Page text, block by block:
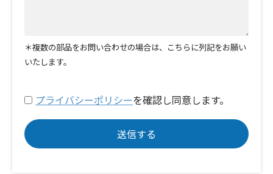
＊複数の部品をお問い合わせの場合は、こちらに列記をお願い
いたします。
プライバシーポリシーを確認し同意します。